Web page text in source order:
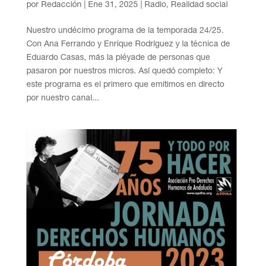
por Redacción Ene 31, 2025 Radio, Realidad social
Nuestro undécimo programa de la temporada 24/25.
Con Ana Ferrando y Enrique Rodríguez y la técnica de
Eduardo Casas, más la pléyade de personas que
pasaron por nuestros micros. Así quedó completo: Y
este programa es el primero que emitimos en directo
por nuestro canal...